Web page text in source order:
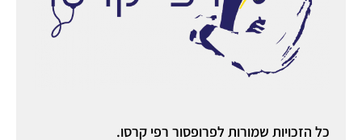
כל הזכויות שמורות לפרופסור רפי קרסו.